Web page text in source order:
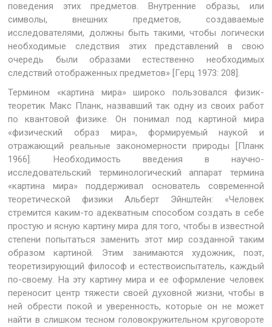
поведения этих предметов. Внутренние образы, или
символы, внешних предметов, создаваемые
исследователями, должны быть такими, чтобы логически
необходимые следствия этих представлений в свою
очередь были образами естественно необходимых
следствий отображенных предметов» [Герц 1973: 208].
Термином «картина мира» широко пользовался физик-
теоретик Макс Планк, назвавший так одну из своих работ
по квантовой физике. Он понимал под картиной мира
«физический образ мира», формируемый наукой и
отражающий реальные закономерности природы [Планк
1966]. Необходимость введения в научно-
исследовательский терминологический аппарат термина
«картина мира» поддерживал основатель современной
теоретической физики Альберт Эйнштейн: «Человек
стремится каким-то адекватным способом создать в себе
простую и ясную картину мира для того, чтобы в известной
степени попытаться заменить этот мир созданной таким
образом картиной. Этим занимаются художник, поэт,
теоретизирующий философ и естествоиспытатель, каждый
по-своему. На эту картину мира и ее оформление человек
переносит центр тяжести своей духовной жизни, чтобы в
ней обрести покой и уверенность, которые он не может
найти в слишком тесном головокружительном круговороте